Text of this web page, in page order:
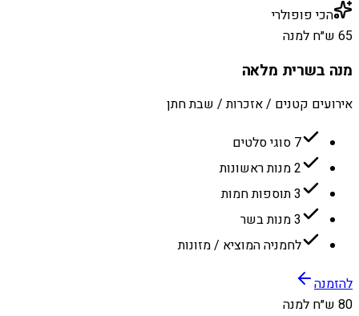
הכי פופולרי
65 ש״ח למנה
מנה בשרית מלאה
אירועים קטנים / אזכרות / שבת חתן
7 סוגי סלטים
2 מנות ראשונות
3 תוספות חמות
3 מנות בשר
לחמניה המוציא / מזונות
להזמנה
80 ש״ח למנה